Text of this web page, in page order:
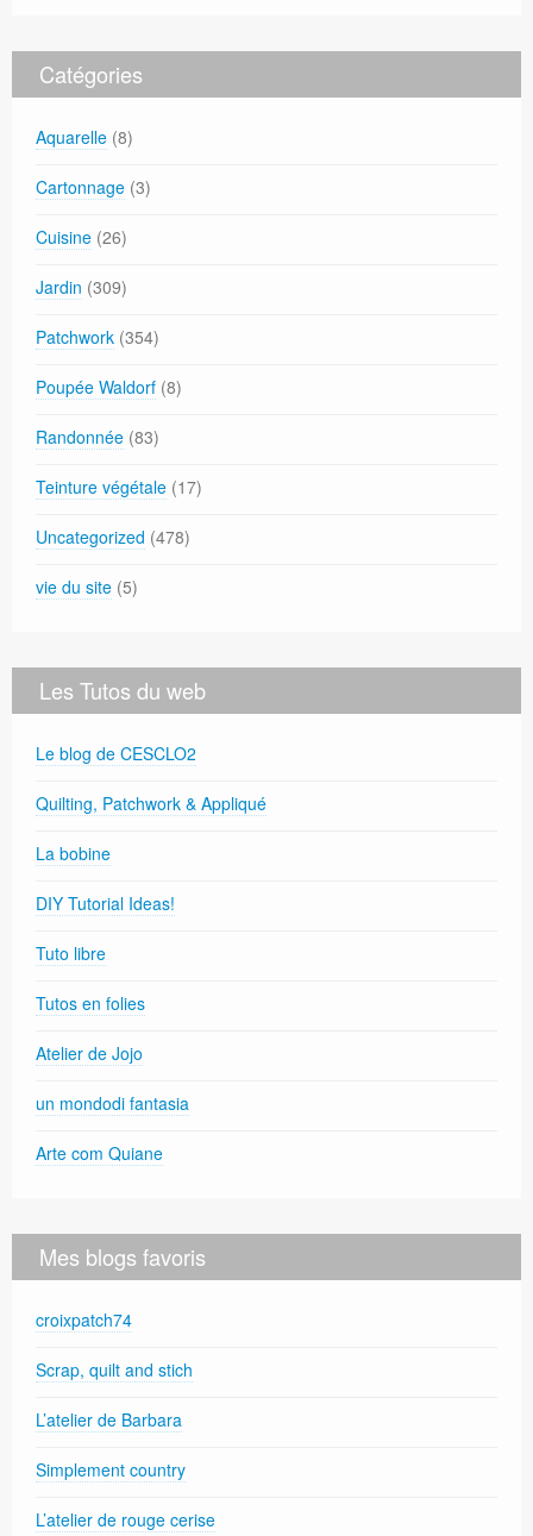
Catégories
Aquarelle (8)
Cartonnage (3)
Cuisine (26)
Jardin (309)
Patchwork (354)
Poupée Waldorf (8)
Randonnée (83)
Teinture végétale (17)
Uncategorized (478)
vie du site (5)
Les Tutos du web
Le blog de CESCLO2
Quilting, Patchwork & Appliqué
La bobine
DIY Tutorial Ideas!
Tuto libre
Tutos en folies
Atelier de Jojo
un mondodi fantasia
Arte com Quiane
Mes blogs favoris
croixpatch74
Scrap, quilt and stich
L’atelier de Barbara
Simplement country
L’atelier de rouge cerise